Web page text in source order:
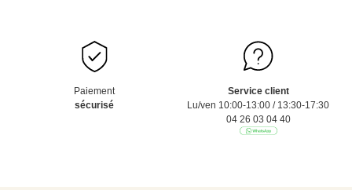
Paiement
sécurisé
Service client
Lu/ven 10:00-13:00 / 13:30-17:30
04 26 03 04 40